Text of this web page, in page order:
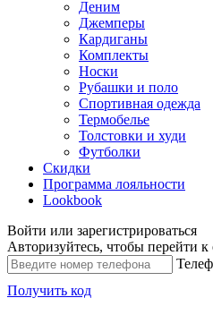
Деним
Джемперы
Кардиганы
Комплекты
Носки
Рубашки и поло
Спортивная одежда
Термобелье
Толстовки и худи
Футболки
Скидки
Программа лояльности
Lookbook
Войти или зарегистрироваться
Авторизуйтесь, чтобы перейти
Получить код